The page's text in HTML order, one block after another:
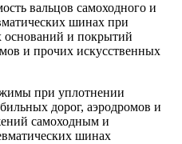
вальцов самоходного и
шинах при
оснований и покрытий
и прочих искусственных
при уплотнении
дорог, аэродромов и
самоходным и
шинах